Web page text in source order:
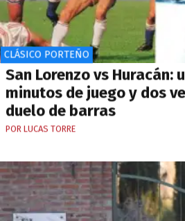
CLÁSICO PORTEÑO
San Lorenzo vs Huracán:
minutos de juego y dos
duelo de barras
POR LUCAS TORRE